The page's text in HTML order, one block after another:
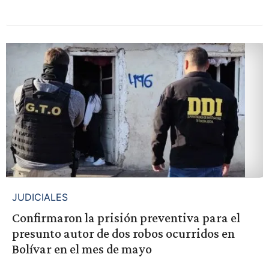
JUDICIALES
Confirmaron la prisión preventiva para el
presunto autor de dos robos ocurridos en
Bolívar en el mes de mayo